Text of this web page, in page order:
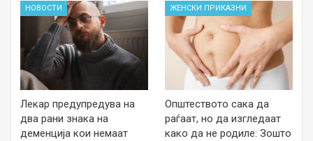
НОВОСТИ
Лекар предупредува на
два рани знака на
деменција кои немаат
ЖЕНСКИ ПРИКАЗНИ
Општеството сака да
раѓаат, но да изгледаат
како да не родиле: Зошто